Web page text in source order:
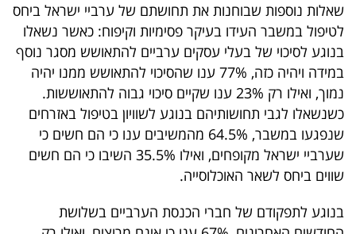
40
UNDER
40
שיתופי
פעולה
שאלות נוספות שבוחנות את תחושתם של ערביי ישראל ביחס
לטיפול במשבר העידו בעיקר פסימיות וקיפוח: כאשר נשאלו
בנוגע לסיכוי של בעלי עסקים ערביים להתאושש מסגר נוסף
במידה ויהיה כזה, 77% ענו שהסיכוי להתאושש ממנו יהיה
נמוך, ואילו רק 23% ענו שקיים סיכוי גבוה להתאוששות.
כשנשאלו לגבי תחושותיהם בנוגע לשוויון בטיפול באזרחים
שנפגעו במשבר, 64.5% מהמשיבים ענו כי הם חשים כי
שערביי ישראל מקופחים, ואילו 35.5% השיבו כי הם חשים
שווים ביחס לשאר האוכלוסייה.
בנוגע לתפקודם של חברי הכנסת הערביים בשלושת